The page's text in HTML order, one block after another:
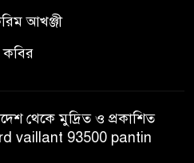
আখঞ্জী
কবির
থেকে মুদ্রিত ও প্রকাশিত
vaillant 93500 pantin